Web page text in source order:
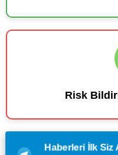
Risk
Haberleri İlk Siz